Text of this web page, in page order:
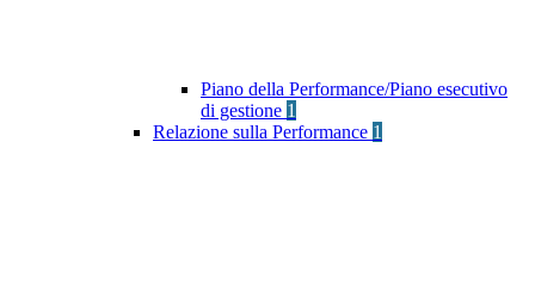
Piano della Performance/Piano esecutivo
di gestione 1
Relazione sulla Performance 1